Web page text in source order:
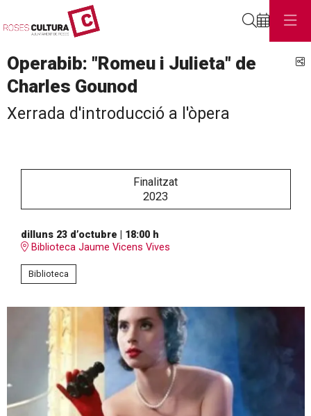
Operabib: "Romeu i Julieta" de
Charles Gounod
Xerrada d'introducció a l'òpera
Finalitzat
2023
dilluns 23 d’octubre
18:00 h
Biblioteca Jaume Vicens Vives
Biblioteca